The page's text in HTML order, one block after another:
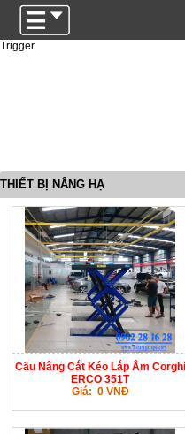
Trigger
THIẾT BỊ NÂNG HẠ
Cầu Nâng Cắt Kéo Lắp Âm Corghi
ERCO 351T
Giá: 0 VNĐ